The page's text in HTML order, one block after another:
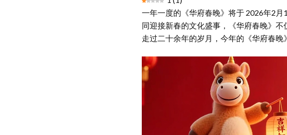
一年一度的《华府春晚》将于 2026年2
同迎接新春的文化盛事，《华府春晚》不
走过二十余年的岁月，今年的《华府春